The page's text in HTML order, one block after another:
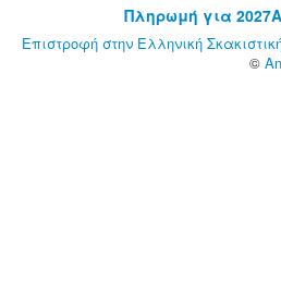
Πληρωμή για
Επιστροφή στην Ελληνική
©